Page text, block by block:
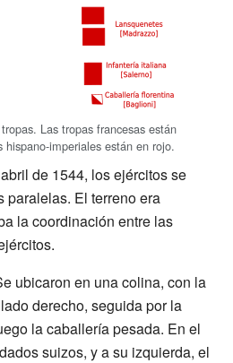
Las tropas francesas están
imperiales están en rojo.
de 1544, los ejércitos se
paralelas. El terreno era
la coordinación entre las
ubicaron en una colina, con la
derecho, seguida por la
la caballería pesada. En el
suizos, y a su izquierda, el